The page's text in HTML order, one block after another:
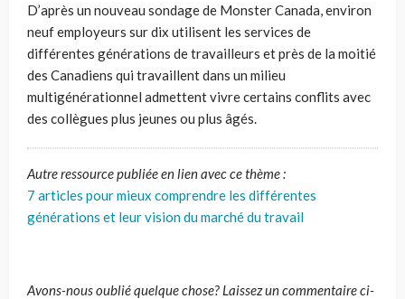
D’après un nouveau sondage de Monster Canada, environ
neuf employeurs sur dix utilisent les services de
différentes générations de travailleurs et près de la moitié
des Canadiens qui travaillent dans un milieu
multigénérationnel admettent vivre certains conflits avec
des collègues plus jeunes ou plus âgés.
Autre ressource publiée en lien avec ce thème :
7 articles pour mieux comprendre les différentes
générations et leur vision du marché du travail
Avons-nous oublié quelquechose? Laissez un commentaire ci-